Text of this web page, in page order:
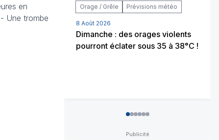
en
Une trombe
Orage / Grêle Prévisions météo
8 Août 2026
Dimanche : des orages violents
pourront éclater sous 35 à 38°C !
012345